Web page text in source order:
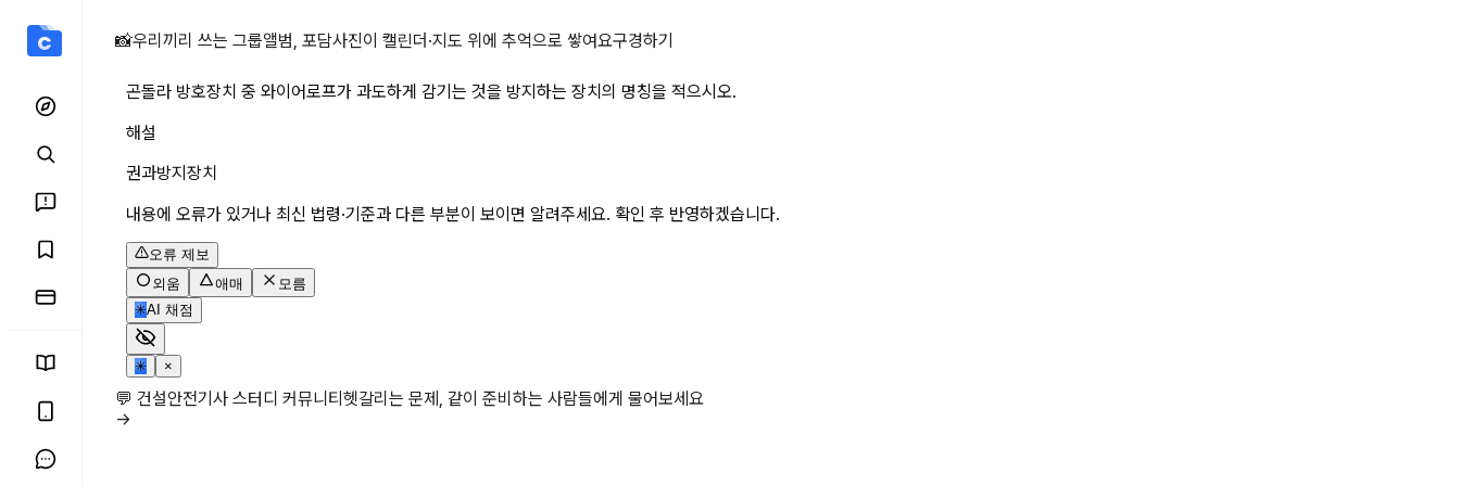
곤돌라 방호장치 중 와이어로프가 과도하게 감기는 것을 방지하는 장치의 명칭을 적으시오 상세 페
📸우리끼리 쓰는 그룹앨범, 포담사진이 캘린더·지도 위에 추억으로 쌓여요구경하기
곤돌라 방호장치 중 와이어로프가 과도하게 감기는 것을 방지하는 장치의 명칭을 적으시오.
해설
권과방지장치
내용에 오류가 있거나 최신 법령·기준과 다른 부분이 보이면 알려주세요. 확인 후 반영하겠습니다.
오류 제보
외움
애매
모름
✳AI 채점
✳ ×
💬 건설안전기사 스터디 커뮤니티헷갈리는 문제, 같이 준비하는 사람들에게 물어보세요
→